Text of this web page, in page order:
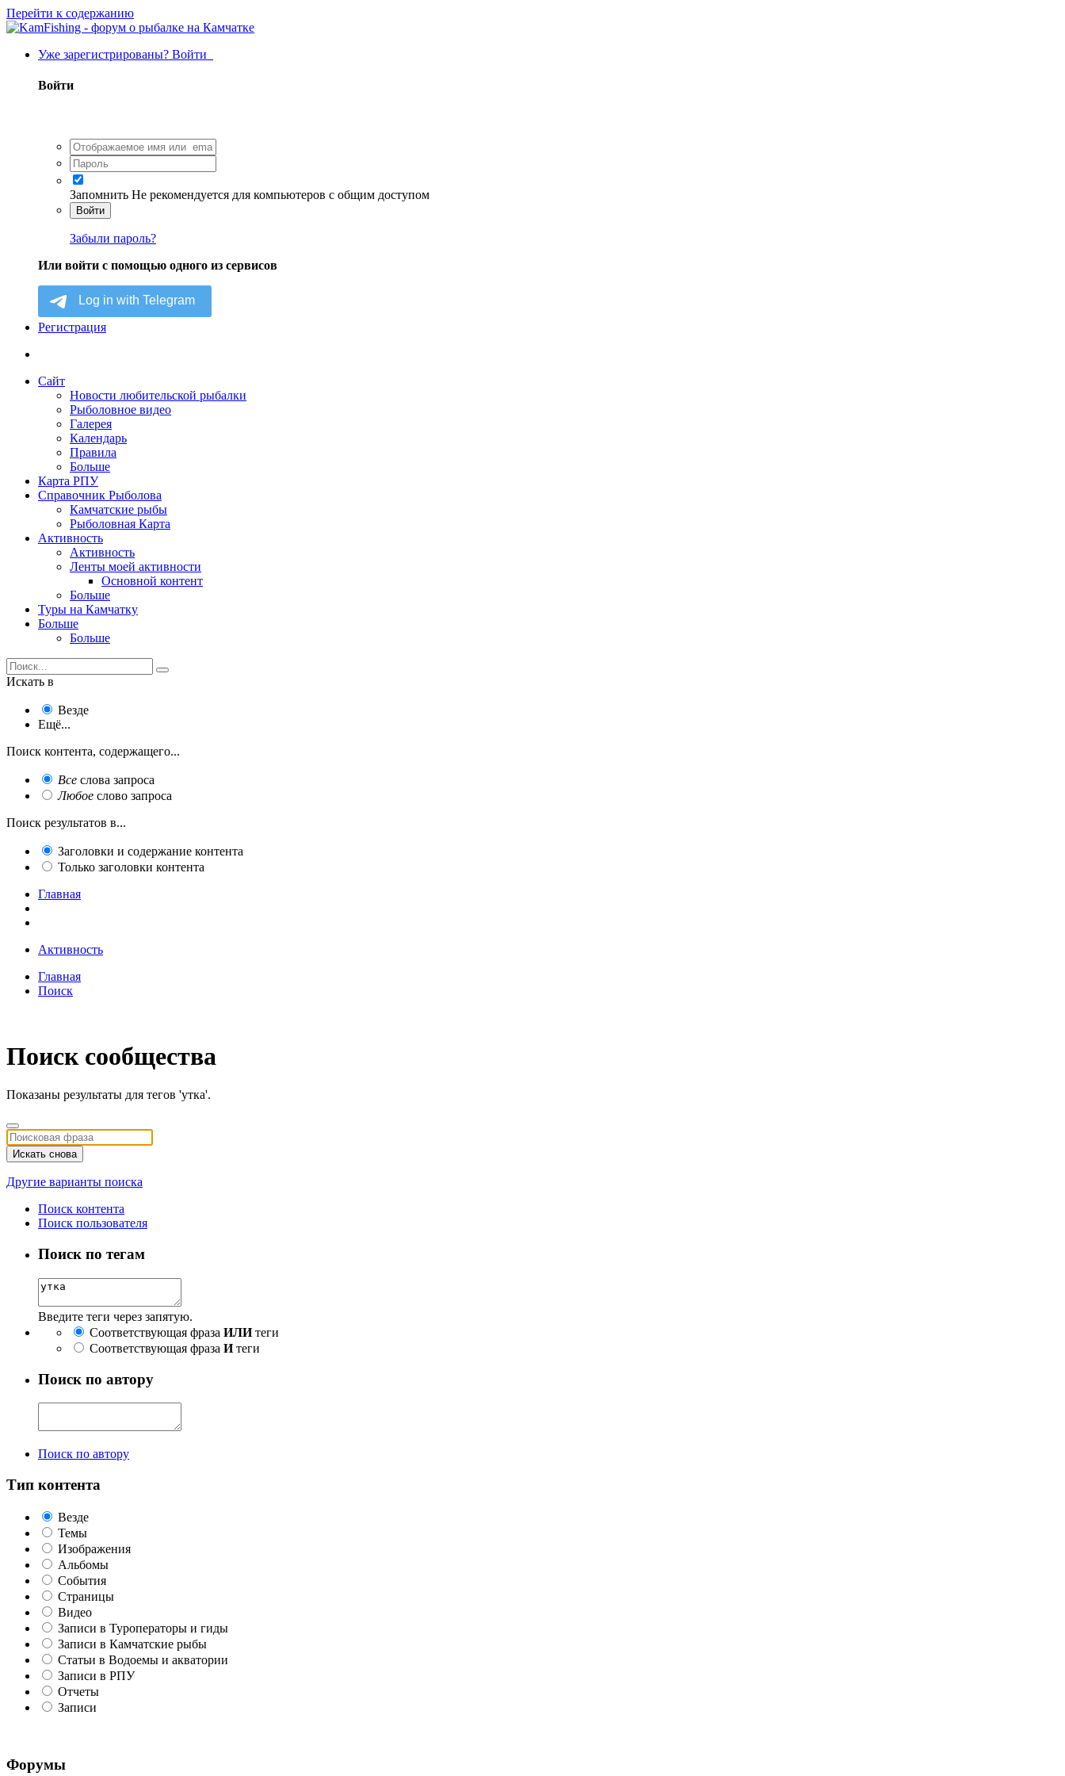
Перейти к содержанию
Уже зарегистрированы? Войти
Войти
Запомнить Не рекомендуется для компьютеров с общим доступом
Войти
Забыли пароль?
Или войти с помощью одного из сервисов
Регистрация
Сайт
Новости любительской рыбалки
Рыболовное видео
Галерея
Календарь
Правила
Больше
Карта РПУ
Справочник Рыболова
Камчатские рыбы
Рыболовная Карта
Активность
Активность
Ленты моей активности
Основной контент
Больше
Туры на Камчатку
Больше
Больше
Искать в
Везде
Ещё...
Поиск контента, содержащего...
Все слова запроса
Любое слово запроса
Поиск результатов в...
Заголовки и содержание контента
Только заголовки контента
Главная
Активность
Главная
Поиск
Поиск сообщества
Показаны результаты для тегов 'утка'.
Искать снова
Другие варианты поиска
Поиск контента
Поиск пользователя
Поиск по тегам
Введите теги через запятую.
Соответствующая фраза ИЛИтеги
Соответствующая фраза Итеги
Поиск по автору
Поиск по автору
Тип контента
Везде
Темы
Изображения
Альбомы
События
Страницы
Видео
Записи в Туроператоры и гиды
Записи в Камчатские рыбы
Статьи в Водоемы и акватории
Записи в РПУ
Отчеты
Записи
Форумы